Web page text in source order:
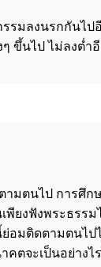
มลงนรกกันไป
ขึ้นไป ไม่ลงต่ำ
มตนไป การศึก
ยงฟังพระธรร
อมติดตามตนไป
ตจะเป็นอย่างไ